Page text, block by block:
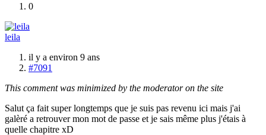
0
leila
il y a environ 9 ans
#7091
This comment was minimized by the moderator on the site
Salut ça fait super longtemps que je suis pas revenu ici mais j'ai
galèré a retrouver mon mot de passe et je sais même plus j'étais à
quelle chapitre xD